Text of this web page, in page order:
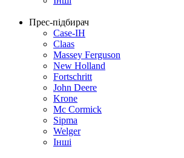
Прес-підбирач
Case-IH
Claas
Massey Ferguson
New Holland
Fortschritt
John Deere
Krone
Mc Cormick
Sipma
Welger
Інші